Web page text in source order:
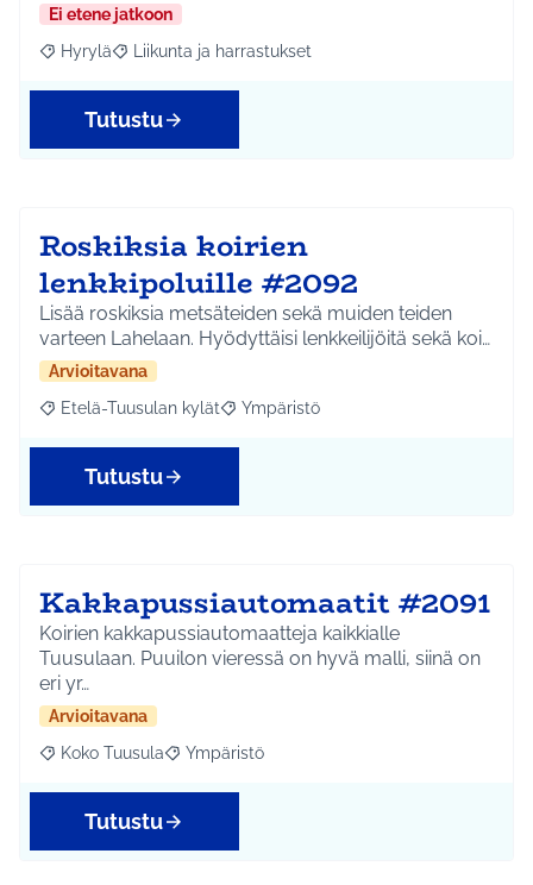
Ei etene jatkoon
Rajaa tulokset aihepiirin mukaan: Hyrylä
Hyrylä Rajaa tulokset teeman mukaan: Liikunta ja
Liikunta ja harrastukset
Tutustu
Roskiksia koirien
lenkkipoluille #2092
Lisää roskiksia metsäteiden sekä muiden teiden
varteen Lahelaan. Hyödyttäisi lenkkeilijöitä sekä koi…
Arvioitavana
Rajaa tulokset aihepiirin mukaan: Etelä-Tuusulan kylät
Etelä-Tuusulan kylät Rajaa tulokset teeman mukaan:
Ympäristö
Tutustu
Kakkapussiautomaatit #2091
Koirien kakkapussiautomaatteja kaikkialle
Tuusulaan. Puuilon vieressä on hyvä malli, siinä on
eri yr…
Arvioitavana
Rajaa tulokset aihepiirin mukaan: Koko Tuusula
Koko Tuusula Rajaa tulokset teeman mukaan: Ympäristö
Ympäristö
Tutustu